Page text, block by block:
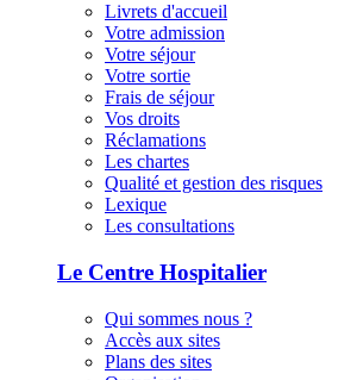
Livrets d'accueil
Votre admission
Votre séjour
Votre sortie
Frais de séjour
Vos droits
Réclamations
Les chartes
Qualité et gestion des risques
Lexique
Les consultations
Le Centre Hospitalier
Qui sommes nous ?
Accès aux sites
Plans des sites